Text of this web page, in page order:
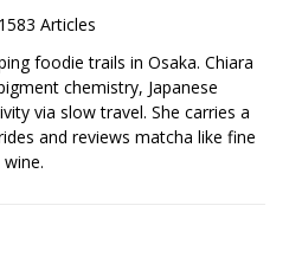
1583 Articles
foodie trails in Osaka. Chiara
chemistry, Japanese
via slow travel. She carries a
and reviews matcha like fine
wine.